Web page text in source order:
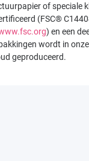
of speciale
(FSC®
) en een
wordt in
geproduceerd.